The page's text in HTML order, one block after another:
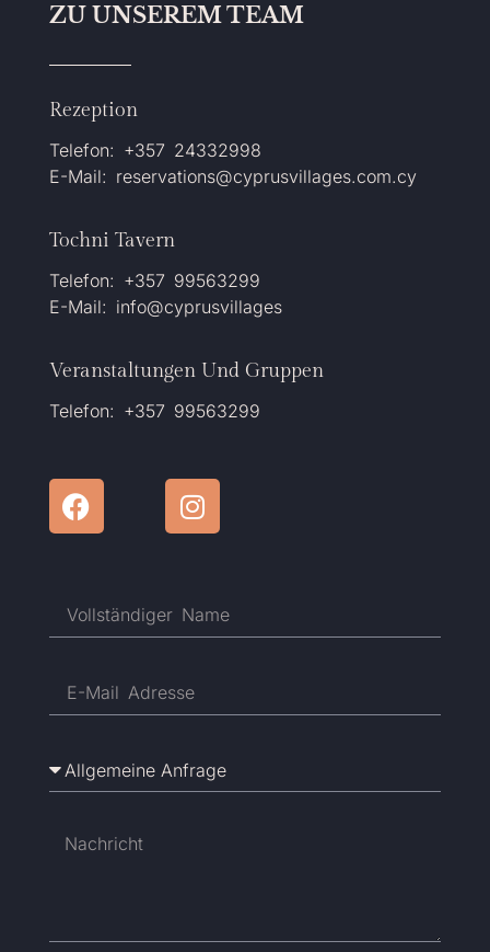
ZU UNSEREM TEAM
Rezeption
Telefon: +357 24332998
E-Mail: reservations@cyprusvillages.com.cy
Tochni Tavern
Telefon: +357 99563299
E-Mail: info@cyprusvillages
Veranstaltungen Und Gruppen
Telefon: +357 99563299